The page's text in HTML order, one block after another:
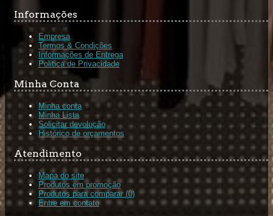
Informações
Empresa
Termos & Condições
Informações de Entrega
Politica de Privacidade
Minha Conta
Minha conta
Minha Lista
Solicitar devolução
Histórico de orçamentos
Atendimento
Mapa do site
Produtos em promoção
Produtos para comparar (0)
Entre em contato